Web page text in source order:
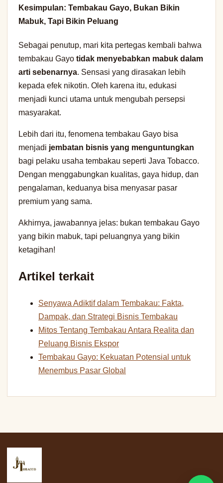
Kesimpulan: Tembakau Gayo, Bukan Bikin
Mabuk, Tapi Bikin Peluang
Sebagai penutup, mari kita pertegas kembali bahwa
tembakau Gayo tidak menyebabkan mabuk dalam
arti sebenarnya. Sensasi yang dirasakan lebih
kepada efek nikotin. Oleh karena itu, edukasi
menjadi kunci utama untuk mengubah persepsi
masyarakat.
Lebih dari itu, fenomena tembakau Gayo bisa
menjadi jembatan bisnis yang menguntungkan
bagi pelaku usaha tembakau seperti Java Tobacco.
Dengan menggabungkan kualitas, gaya hidup, dan
pengalaman, keduanya bisa menyasar pasar
premium yang sama.
Akhirnya, jawabannya jelas: bukan tembakau Gayo
yang bikin mabuk, tapi peluangnya yang bikin
ketagihan!
Artikel terkait
Senyawa Adiktif dalam Tembakau: Fakta,
Dampak, dan Strategi Bisnis Tembakau
Mitos Tentang Tembakau Antara Realita dan
Peluang Bisnis Ekspor
Tembakau Gayo: Kekuatan Potensial untuk
Menembus Pasar Global